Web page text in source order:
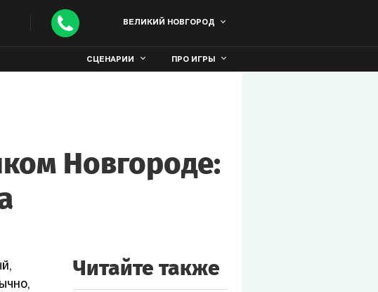
ВЕЛИКИЙ НОВГОРОД
СЦЕНАРИИ ПРО ИГРЫ
Новгороде:
Читайте также